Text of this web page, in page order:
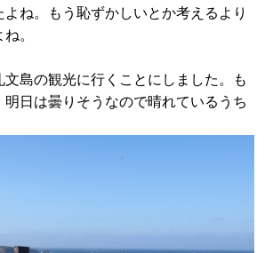
ね。もう恥ずかしいとか考えるより
。
島の観光に行くことにしました。も
明日は曇りそうなので晴れているうち